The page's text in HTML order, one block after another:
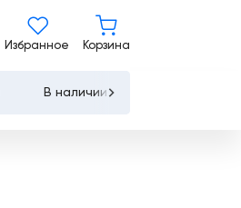
Сравнение
Избранное Корзина
В наличии